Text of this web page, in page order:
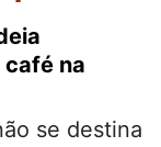
na
se destina